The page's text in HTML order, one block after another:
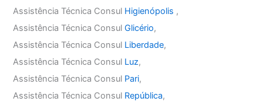
Assistência Técnica Consul Higienópolis ,
Assistência Técnica ConsulGlicério,
Assistência Técnica Consul Liberdade,
Assistência Técnica Consul Luz,
Assistência Técnica Consul Pari,
Assistência Técnica Consul República,